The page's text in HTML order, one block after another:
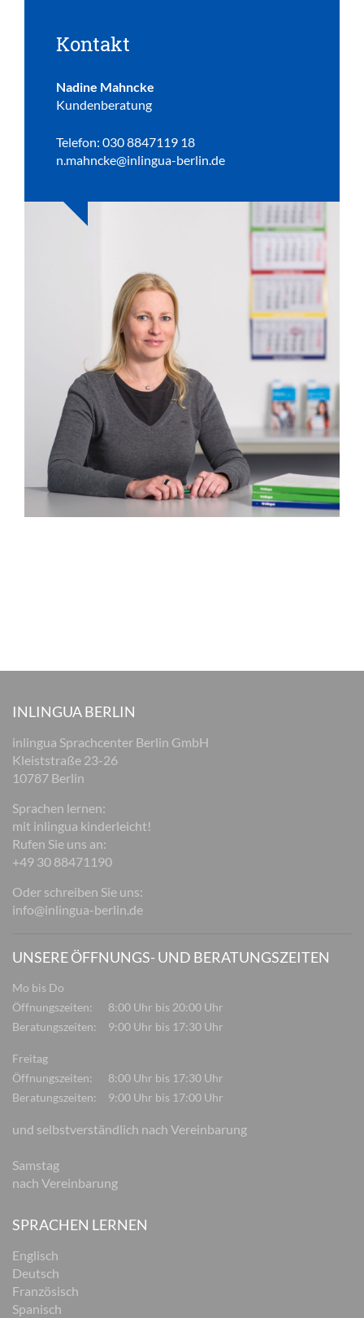
Kontakt
Nadine Mahncke
Kundenberatung
Telefon: 030 8847119 18
n.mahncke@inlingua-berlin.de
INLINGUA BERLIN
inlingua Sprachcenter Berlin GmbH
Kleiststraße 23-26
10787 Berlin
Sprachen lernen:
mit inlingua kinderleicht!
Rufen Sie uns an:
+49 30 88471190
Oder schreiben Sie uns:
info@inlingua-berlin.de
UNSERE ÖFFNUNGS- UND BERATUNGSZEITEN
Mo bis Do
Öffnungszeiten:
8:00 Uhr bis 20:00 Uhr
Beratungszeiten:
9:00 Uhr bis 17:30 Uhr
Freitag
Öffnungszeiten:
8:00 Uhr bis 17:30 Uhr
Beratungszeiten:
9:00 Uhr bis 17:00 Uhr
und selbstverständlich nach Vereinbarung
Samstag
nach Vereinbarung
SPRACHEN LERNEN
Englisch
Deutsch
Französisch
Spanisch